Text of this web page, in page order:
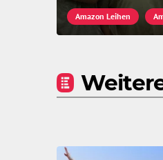
Amazon Leihen